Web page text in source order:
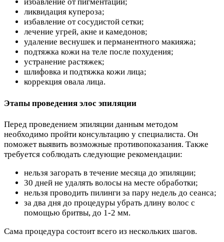
ликвидация купероза;
избавление от сосудистой сетки;
лечение угрей, акне и камедонов;
удаление веснушек и перманентного макияжа;
подтяжка кожи на теле после похудения;
устранение растяжек;
шлифовка и подтяжка кожи лица;
коррекция овала лица.
Этапы проведения элос эпиляции
Перед проведением эпиляции данным методом
необходимо пройти консультацию у специалиста. Он
поможет выявить возможные противопоказания. Также
требуется соблюдать следующие рекомендации:
нельзя загорать в течение месяца до эпиляции;
30 дней не удалять волосы на месте обработки;
нельзя проводить пилинги за пару недель до сеанса;
за два дня до процедуры убрать длину волос с
помощью бритвы, до 1-2 мм.
Сама процедура состоит всего из нескольких шагов.